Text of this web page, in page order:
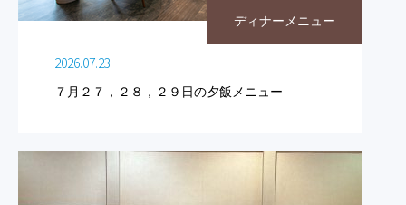
ディナーメニュー
2026.07.23
７月２７，２８，２９日の夕飯メニュー